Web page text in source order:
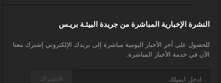
النشرة الإخبارية المباشرة من جريدة البيئـة بريـس
للحصول على آخر الأخبار اليومية مباشرة إلى بريدك الإلكتروني إشترك معنا
الآن في خدمة الأخبار المباشرة.
الاشتراك